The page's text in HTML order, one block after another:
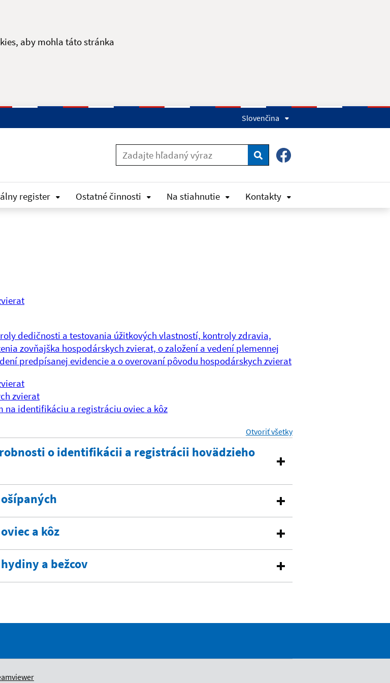
aby mohla táto stránka
Slovenčina
Hľadať
register Ostatné činnosti Na stiahnutie Kontakty
dedičnosti a testovania úžitkových vlastností, kontroly zdravia,
zovňajška hospodárskych zvierat, o založení a vedení plemennej
predpísanej evidencie a o overovaní pôvodu hospodárskych zvierat
zvierat
na identifikáciu a registráciu oviec a kôz
Otvoriť všetkysections
o identifikácii a registrácii hovädzieho
a kôz
a bežcov